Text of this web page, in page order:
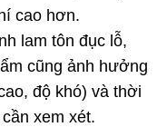
cao hơn.
lam tôn đục lỗ,
cũng ảnh hưởng
độ khó) và thời
xem xét.